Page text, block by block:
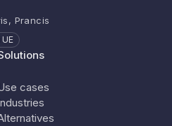
Prancis
cases